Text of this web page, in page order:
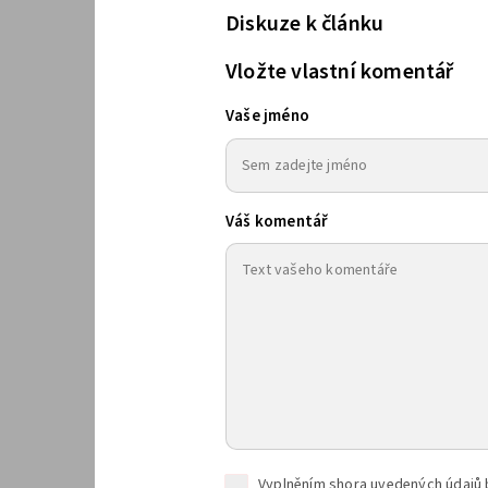
Diskuze k článku
Vložte vlastní komentář
Vaše jméno
Váš komentář